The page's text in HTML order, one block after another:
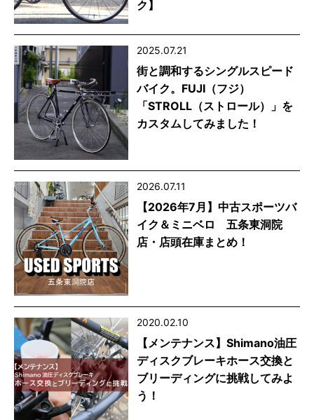
ク】
2025.07.21
街と調和するシングルスピード
バイク。FUJI（フジ）
「STROLL（ストロール）」を
カスタムしてみました！
2026.07.11
【2026年7月】中古スポーツバ
イク＆ミニベロ 五条東洞院
店・店頭在庫まとめ！
2020.02.10
【メンテナンス】Shimano油圧
ディスクブレーキホース交換と
ブリーディングに挑戦してみよ
う！